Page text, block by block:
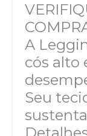
A
cós alto
Seu